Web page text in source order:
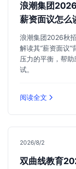
浪潮集团
薪资面议怎么
浪潮集团2026秋
解读其“薪资面议
压力的平衡，帮
试。
阅读全文
2026/8/2
双曲线教育